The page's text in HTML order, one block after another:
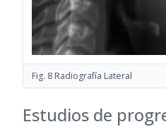
Fig. 8 Radiografía Lateral
Estudios de